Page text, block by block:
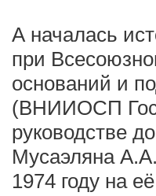
А началась
при
оснований и
(ВНИИОСП
руководстве
Мусаэляна
1974 году на